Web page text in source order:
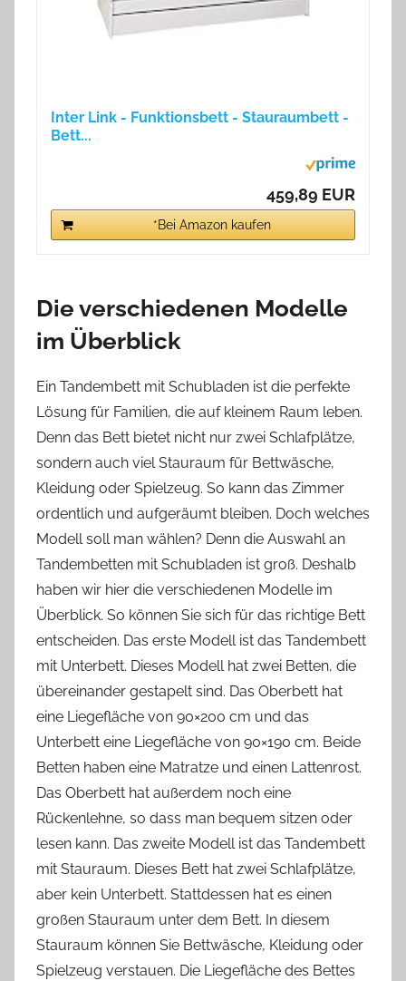
Inter Link - Funktionsbett - Stauraumbett -
Bett...
459,89 EUR
*Bei Amazon kaufen
Die verschiedenen Modelle
im Überblick
Ein Tandembett mit Schubladen ist die perfekte
Lösung für Familien, die auf kleinem Raum leben.
Denn das Bett bietet nicht nur zwei Schlafplätze,
sondern auch viel Stauraum für Bettwäsche,
Kleidung oder Spielzeug. So kann das Zimmer
ordentlich und aufgeräumt bleiben. Doch welches
Modell soll man wählen? Denn die Auswahl an
Tandembetten mit Schubladen ist groß. Deshalb
haben wir hier die verschiedenen Modelle im
Überblick. So können Sie sich für das richtige Bett
entscheiden. Das erste Modell ist das Tandembett
mit Unterbett. Dieses Modell hat zwei Betten, die
übereinander gestapelt sind. Das Oberbett hat
eine Liegefläche von 90×200 cm und das
Unterbett eine Liegefläche von 90×190 cm. Beide
Betten haben eine Matratze und einen Lattenrost.
Das Oberbett hat außerdem noch eine
Rückenlehne, so dass man bequem sitzen oder
lesen kann. Das zweite Modell ist das Tandembett
mit Stauraum. Dieses Bett hat zwei Schlafplätze,
aber kein Unterbett. Stattdessen hat es einen
großen Stauraum unter dem Bett. In diesem
Stauraum können Sie Bettwäsche, Kleidung oder
Spielzeug verstauen. Die Liegefläche des Bettes